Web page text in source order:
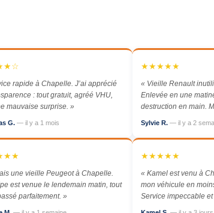
rapide à Chapelle. J’ai apprécié
: tout gratuit, agréé VHU,
mauvaise surprise. »
G. — il y a 1 mois
★★★★★
« Vieille Renault
Enlevée en une
destruction en main.
Sylvie R. — il y a 2
une vieille Peugeot à Chapelle.
est venue le lendemain matin, tout
parfaitement. »
★★★★★
« Kamel est venu à
mon véhicule en
Service impeccable